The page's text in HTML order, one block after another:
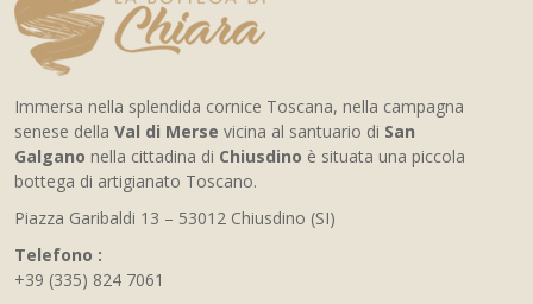
Immersa nella splendida cornice Toscana, nella campagna
senese della Val di Merse vicina al santuario di San
Galgano nella cittadina di Chiusdino è situata una piccola
bottega di artigianato Toscano.
Piazza Garibaldi 13 – 53012 Chiusdino (SI)
Telefono :
+39 (335) 824 7061